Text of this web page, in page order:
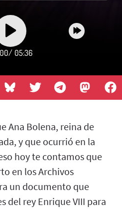
/ 05:36
Ana Bolena, reina de
y que ocurrió en la
hoy te contamos que
en los Archivos
un documento que
del rey Enrique VIII para